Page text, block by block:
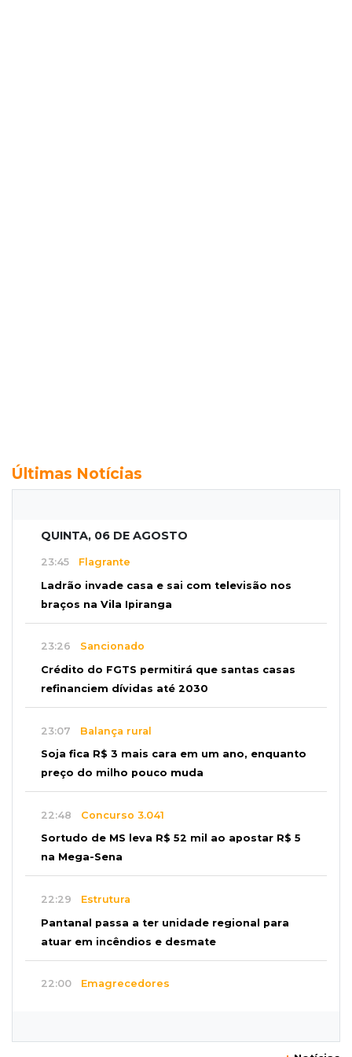
Últimas Notícias
QUINTA, 06 DE AGOSTO
23:45 Flagrante
Ladrão invade casa e sai com televisão nos
braços na Vila Ipiranga
23:26 Sancionado
Crédito do FGTS permitirá que santas casas
refinanciem dívidas até 2030
23:07 Balança rural
Soja fica R$ 3 mais cara em um ano, enquanto
preço do milho pouco muda
22:48 Concurso 3.041
Sortudo de MS leva R$ 52 mil ao apostar R$ 5
na Mega-Sena
22:29 Estrutura
Pantanal passa a ter unidade regional para
atuar em incêndios e desmate
22:00 Emagrecedores